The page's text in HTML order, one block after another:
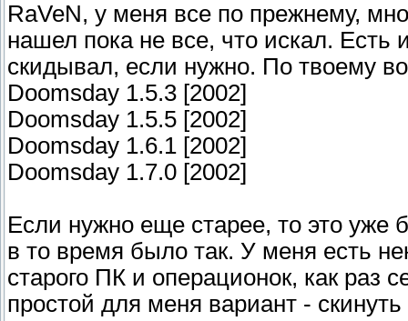
RaVeN, у меня все по прежнему,
нашел пока не все, что искал. Есть
скидывал, если нужно. По твоему
Doomsday 1.5.3 [2002]
Doomsday 1.5.5 [2002]
Doomsday 1.6.1 [2002]
Doomsday 1.7.0 [2002]
Если нужно еще старее, то это уже
в то время было так. У меня есть
старого ПК и операционок, как раз
простой для меня вариант -